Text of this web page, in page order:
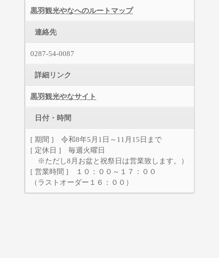
黒羽観光やなへのルートマップ
連絡先
0287-54-0087
詳細リンク
黒羽観光やなサイト
日付・時間
[ 期間 ] 令和8年5月1日～11月15日まで
[ 定休日 ] 毎週火曜日
※ただし8月お盆と祝祭日は営業致します。）
[ 営業時間 ] １０：００～１７：００
（ラストオーダー１６：００）